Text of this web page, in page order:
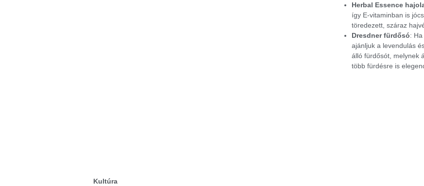
Herbal Essence
így E-vitaminban is
töredezett, száraz
Dresdner fürdősó:
ajánljuk a levendulás
álló fürdősót, melynek
több fürdésre is
Kultúra